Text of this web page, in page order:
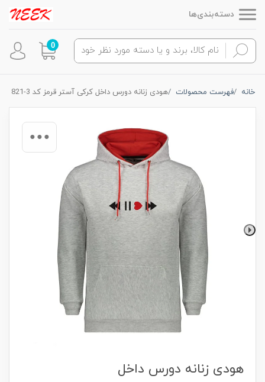
دسته‌بندی‌ها
0
خانه فهرست محصولات هودی زنانه دورس داخل کرکی آستر قرمز کد 3-821
هودی زنانه دورس داخل